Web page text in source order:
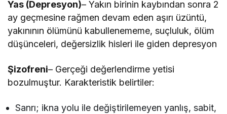
Yas (Depresyon)– Yakın birinin kaybından sonra 2
ay geçmesine rağmen devam eden aşırı üzüntü,
yakınının ölümünü kabullenememe, suçluluk, ölüm
düşünceleri, değersizlik hisleri ile giden depresyon
Şizofreni– Gerçeği değerlendirme yetisi
bozulmuştur. Karakteristik belirtiler:
Sanrı; ikna yolu ile değiştirilemeyen yanlış, sabit,